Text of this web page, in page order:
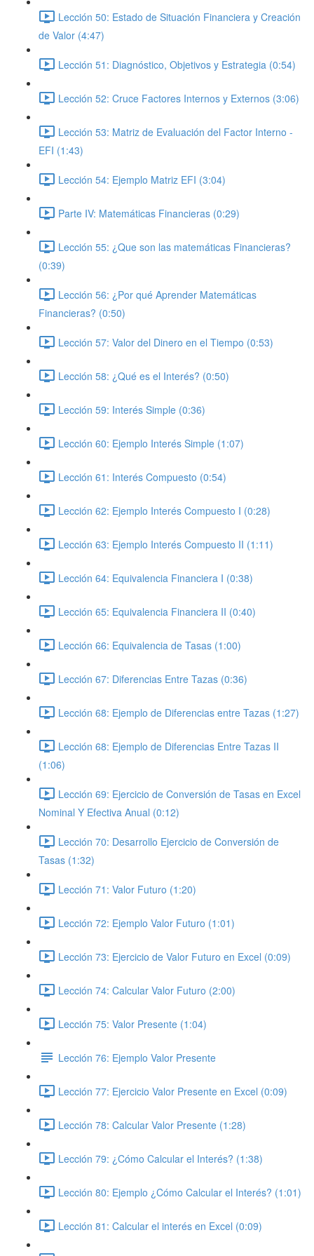
Lección 50: Estado de Situación Financiera y Creación
de Valor (4:47)
Lección 51: Diagnóstico, Objetivos y Estrategia (0:54)
Lección 52: Cruce Factores Internos y Externos (3:06)
Lección 53: Matriz de Evaluación del Factor Interno -
EFI (1:43)
Lección 54: Ejemplo Matriz EFI (3:04)
Parte IV: Matemáticas Financieras (0:29)
Lección 55: ¿Que son las matemáticas Financieras?
(0:39)
Lección 56: ¿Por qué Aprender Matemáticas
Financieras? (0:50)
Lección 57: Valor del Dinero en el Tiempo (0:53)
Lección 58: ¿Qué es el Interés? (0:50)
Lección 59: Interés Simple (0:36)
Lección 60: Ejemplo Interés Simple (1:07)
Lección 61: Interés Compuesto (0:54)
Lección 62: Ejemplo Interés Compuesto I (0:28)
Lección 63: Ejemplo Interés Compuesto II (1:11)
Lección 64: Equivalencia Financiera I (0:38)
Lección 65: Equivalencia Financiera II (0:40)
Lección 66: Equivalencia de Tasas (1:00)
Lección 67: Diferencias Entre Tazas (0:36)
Lección 68: Ejemplo de Diferencias entre Tazas (1:27)
Lección 68: Ejemplo de Diferencias Entre Tazas II
(1:06)
Lección 69: Ejercicio de Conversión de Tasas en Excel
Nominal Y Efectiva Anual (0:12)
Lección 70: Desarrollo Ejercicio de Conversión de
Tasas (1:32)
Lección 71: Valor Futuro (1:20)
Lección 72: Ejemplo Valor Futuro (1:01)
Lección 73: Ejercicio de Valor Futuro en Excel (0:09)
Lección 74: Calcular Valor Futuro (2:00)
Lección 75: Valor Presente (1:04)
Lección 76: Ejemplo Valor Presente
Lección 77: Ejercicio Valor Presente en Excel (0:09)
Lección 78: Calcular Valor Presente (1:28)
Lección 79: ¿Cómo Calcular el Interés? (1:38)
Lección 80: Ejemplo ¿Cómo Calcular el Interés? (1:01)
Lección 81: Calcular el interés en Excel (0:09)